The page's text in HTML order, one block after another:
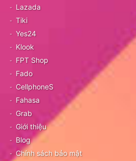
Lazada
Tiki
Yes24
Klook
FPT Shop
Fado
CellphoneS
Fahasa
Grab
Giới thiệu
Blog
Chính sách bảo mật